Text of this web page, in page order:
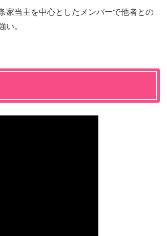
家当主を中心としたメンバーで他者との
い。